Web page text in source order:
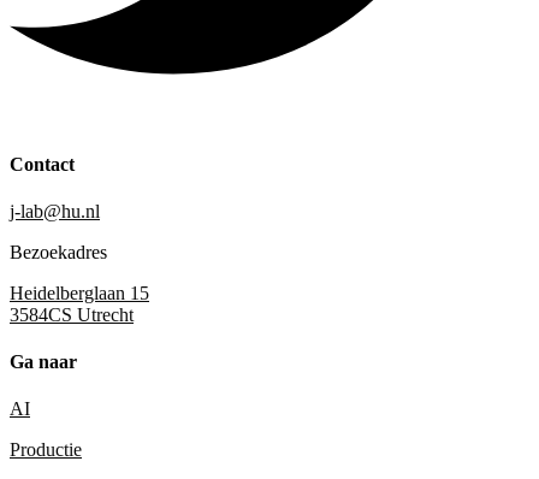
Contact
j-lab@hu.nl
Bezoekadres
Heidelberglaan 15
3584CS Utrecht
Ga naar
AI
Productie